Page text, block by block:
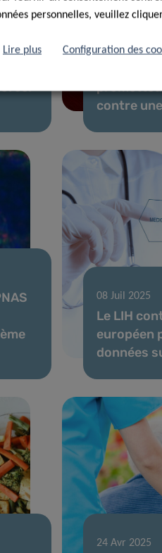
10 Sep 2025
contre
08 Juil 2025
Le LIH
européen
données
24 Avr 2025
personnelles, veuillez
Lire plus Configuration des